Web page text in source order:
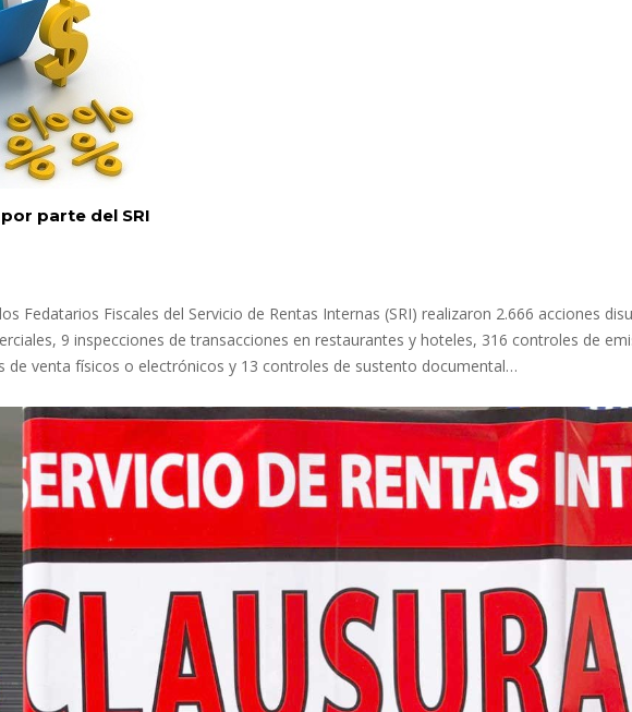
parte del SRI
Fedatarios Fiscales del Servicio de Rentas Internas (SRI) realizaron 2.666 acciones
9 inspecciones de transacciones en restaurantes y hoteles, 316 controles de
de venta físicos o electrónicos y 13 controles de sustento documental…